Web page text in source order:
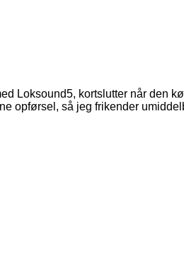
Loksound5, kortslutter når den
opførsel, så jeg frikender